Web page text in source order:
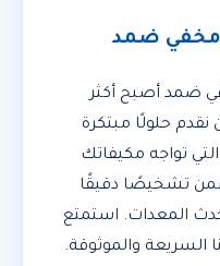
مخفي ضمد
ضمد أصبح أكثر
حلولًا مبتكرة
تواجه مكيفاتك
تشخيصًا دقيقًا
المعدات. استمتع
السريعة والموثوقة.